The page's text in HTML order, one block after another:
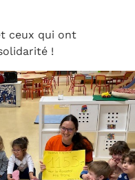
ceux qui ont
!